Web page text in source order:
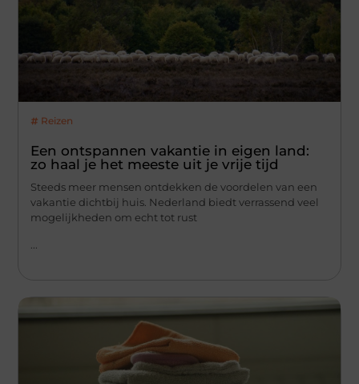
Reizen
Een ontspannen vakantie in eigen land:
zo haal je het meeste uit je vrije tijd
Steeds meer mensen ontdekken de voordelen van een
vakantie dichtbij huis. Nederland biedt verrassend veel
mogelijkheden om echt tot rust